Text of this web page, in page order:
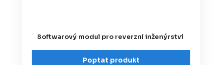
Softwarový modul pro reverzní inženýrství
Poptat produkt